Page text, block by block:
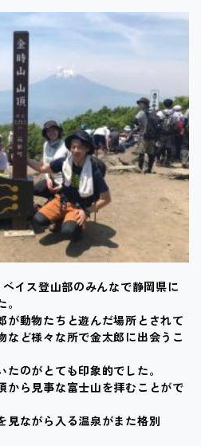
イス登山部のみんなで静岡県に
が動物たちと遊んだ場所とされて
など様々な所で金太郎に出会うこ
のがとても印象的でした。
から見事な富士山を拝むことがで
見ながら入る温泉がまた格別